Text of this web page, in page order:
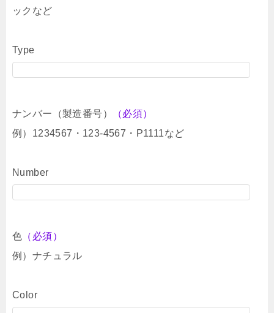
ックなど
Type
ナンバー（製造番号）
（必須）
例）1234567・123-4567・P1111など
Number
色 （必須）
例）ナチュラル
Color